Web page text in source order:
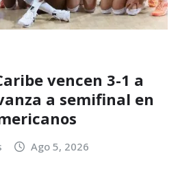
vencen 3-1 a
a semifinal en
Ago 5, 2026